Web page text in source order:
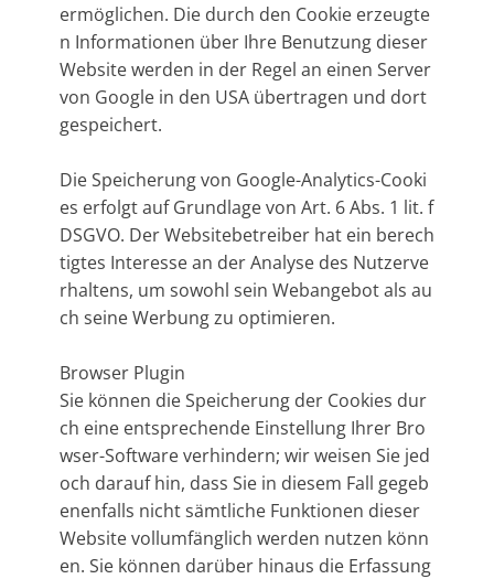
ermöglichen. Die durch den Cookie erzeugte
n Informationen über Ihre Benutzung dieser
Website werden in der Regel an einen Server
von Google in den USA übertragen und dort
gespeichert.
Die Speicherung von Google-Analytics-Cooki
es erfolgt auf Grundlage von Art. 6 Abs. 1 lit. f
DSGVO. Der Websitebetreiber hat ein berech
tigtes Interesse an der Analyse des Nutzerve
rhaltens, um sowohl sein Webangebot als au
ch seine Werbung zu optimieren.
Browser Plugin
Sie können die Speicherung der Cookies dur
ch eine entsprechende Einstellung Ihrer Bro
wser-Software verhindern; wir weisen Sie jed
och darauf hin, dass Sie in diesem Fall gegeb
enenfalls nicht sämtliche Funktionen dieser
Website vollumfänglich werden nutzen könn
en. Sie können darüber hinaus die Erfassung